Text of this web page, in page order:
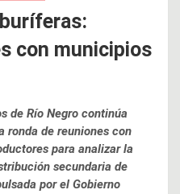
con municipios
de Río Negro continúa
ronda de reuniones con
para analizar la
secundaria de
por el Gobierno